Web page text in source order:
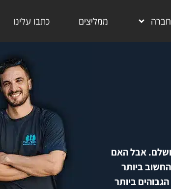
ממליצים כתבו עלינו
אבל האם
ביותר
ביותר